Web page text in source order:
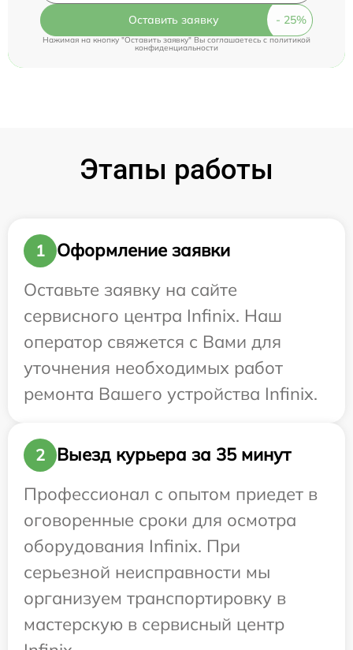
Оставить заявку
Нажимая на кнопку "Оставить заявку" Вы соглашаетесь cполитикой
конфиденциальности
Этапы работы
1
Оформление заявки
Оставьте заявку на сайте
сервисного центра Infinix. Наш
оператор свяжется с Вами для
уточнения необходимых работ
ремонта Вашего устройства Infinix.
2
Выезд курьера за 35 минут
Профессионал с опытом приедет в
оговоренные сроки для осмотра
оборудования Infinix. При
серьезной неисправности мы
организуем транспортировку в
мастерскую в сервисный центр